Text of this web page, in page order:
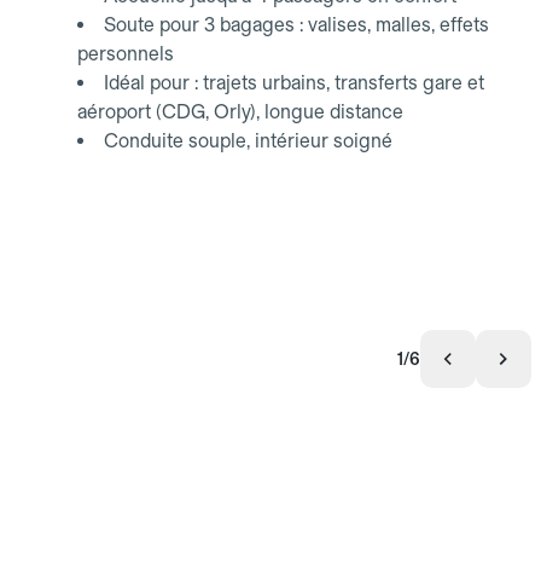
Soute pour 3 bagages : valises, malles, effets
personnels
Idéal pour : trajets urbains, transferts gare et
aéroport (CDG, Orly), longue distance
Conduite souple, intérieur soigné
1/6